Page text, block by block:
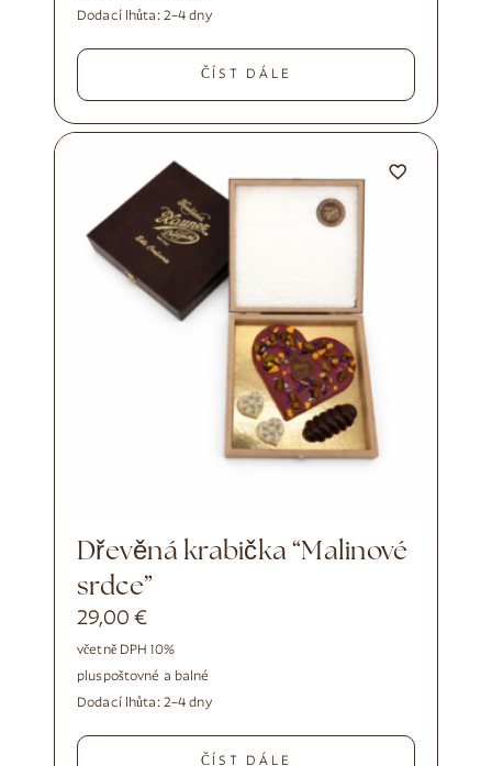
Dodací lhůta: 2–4 dny
ČÍST DÁLE
Dřevěná krabička “Malinové
srdce”
29,00€
včetně DPH 10%
pluspoštovné a balné
Dodací lhůta: 2–4 dny
ČÍST DÁLE